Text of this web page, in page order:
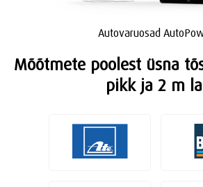
Autovaruosad
Mõõtmete poolest üsna
pikk ja 2 m